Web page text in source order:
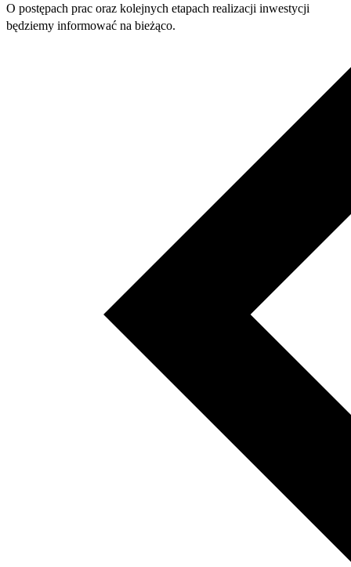
O postępach prac oraz kolejnych etapach realizacji inwestycji
będziemy informować na bieżąco.